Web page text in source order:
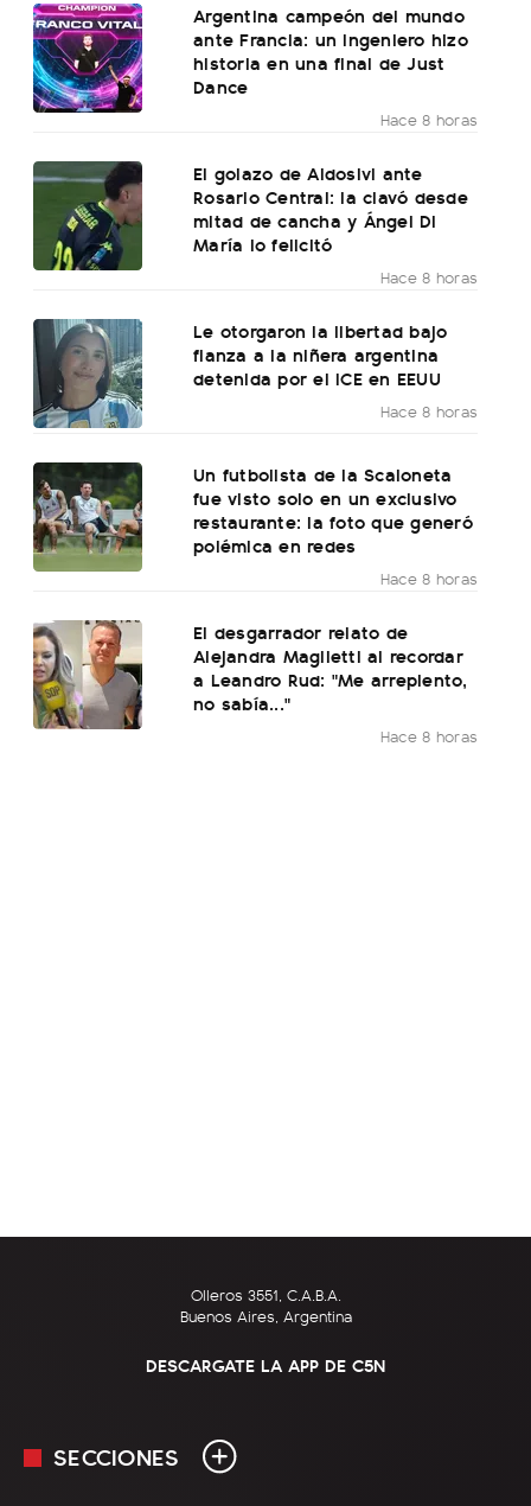
Argentina campeón del mundo
ante Francia: un ingeniero hizo
historia en una final de Just
Dance
Hace 8 horas
El golazo de Aldosivi ante
Rosario Central: la clavó desde
mitad de cancha y Ángel Di
María lo felicitó
Hace 8 horas
Le otorgaron la libertad bajo
fianza a la niñera argentina
detenida por el ICE en EEUU
Hace 8 horas
Un futbolista de la Scaloneta
fue visto solo en un exclusivo
restaurante: la foto que generó
polémica en redes
Hace 8 horas
El desgarrador relato de
Alejandra Maglietti al recordar
a Leandro Rud: "Me arrepiento,
no sabía..."
Hace 8 horas
Olleros 3551, C.A.B.A.
Buenos Aires, Argentina
DESCARGATE LA APP DE C5N
SECCIONES